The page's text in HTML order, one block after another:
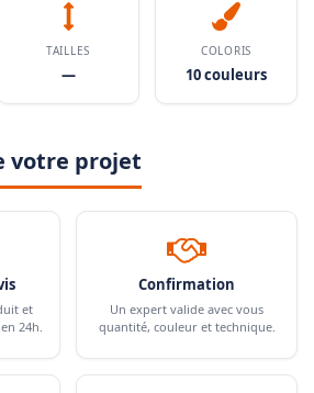
TAILLES
—
COLORIS
10 couleurs
votre projet
et
24h.
Confirmation
Un expert valide avec vous
quantité, couleur et technique.